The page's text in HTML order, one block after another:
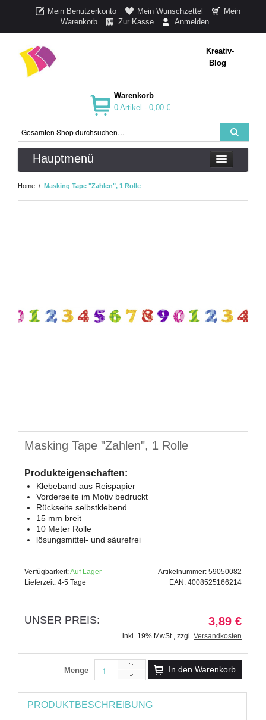
Mein Benutzerkonto Mein Wunschzettel
Mein
Warenkorb
Zur Kasse Anmelden
Kreativ-
Blog
Warenkorb
0 Artikel - 0,00 €
Hauptmenü
Home / Masking Tape "Zahlen", 1 Rolle
Masking Tape "Zahlen", 1 Rolle
Produkteigenschaften:
Klebeband aus Reispapier
Vorderseite im Motiv bedruckt
Rückseite selbstklebend
15 mm breit
10 Meter Rolle
lösungsmittel- und säurefrei
Verfügbarkeit:Auf Lager
Lieferzeit: 4-5 Tage
Artikelnummer: 59050082
EAN: 4008525166214
UNSER PREIS: 3,89 €
inkl. 19% MwSt., zzgl. Versandkosten
Menge In den Warenkorb
PRODUKTBESCHREIBUNG